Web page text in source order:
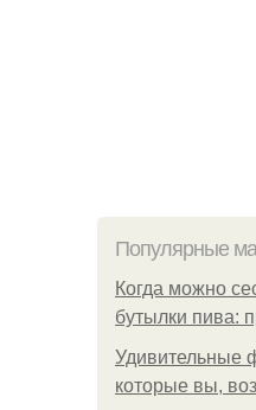
Популярные
Когда можно
бутылки пива:
Удивительные
которые вы,